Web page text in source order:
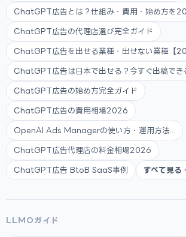
ChatGPT広告とは？仕組み・費用・始め方を
ChatGPT広告の代理店選び完全ガイド
ChatGPT広告を出せる業種・出せない業種【
ChatGPT広告は日本で出せる？今すぐ出稿でき
ChatGPT広告の始め方完全ガイド
ChatGPT広告の費用相場2026
OpenAI Ads Managerの使い方・運用方法...
ChatGPT広告代理店の料金相場2026
ChatGPT広告 BtoB SaaS事例 すべて見る
LLMOガイド